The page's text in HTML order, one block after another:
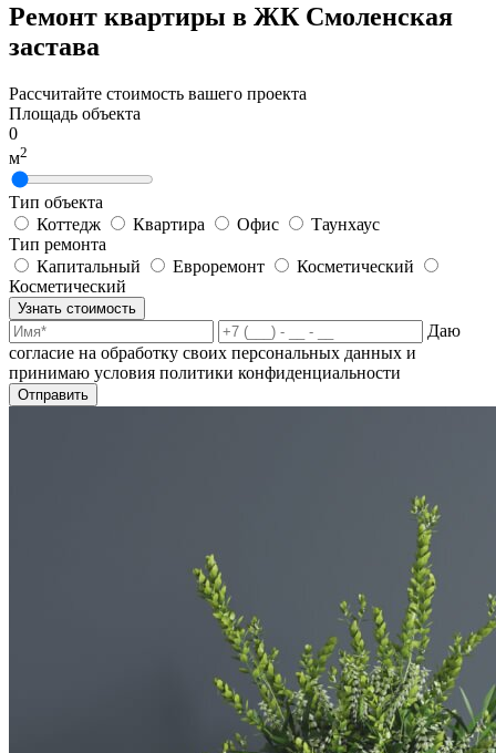
Ремонт квартиры в ЖК Смоленская
застава
Рассчитайте стоимость вашего проекта
Площадь объекта
0
м2
Тип объекта
Коттедж
Квартира Офис
Таунхаус
Тип ремонта
Капитальный
Евроремонт
Косметический
Косметический
Узнать стоимость
Даю
согласие на обработку своих персональных данных и
принимаю условия политики конфиденциальности
Отправить